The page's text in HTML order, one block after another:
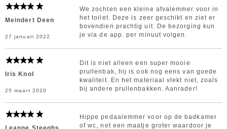
Meindert Deen
27 januari 2022
We zochten een kleine afvalemmer voor in
het toilet. Deze is zeer geschikt en ziet er
bovendien prachtig uit. De bezorging kun
je via de app. per minuut volgen.
Iris Knol
25 maart 2020
Dit is niet alleen een super mooie
prullenbak, hij is ook nog eens van goede
kwaliteit. En het materiaal vlekt niet, zoals
bij andere prullenbakken. Aanrader!
Hippe pedaalemmer voor op de badkamer
of wc, net een maatje groter waardoor je